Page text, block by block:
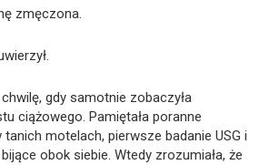
zmęczona.
gdy samotnie zobaczyła
ciążowego. Pamiętała poranne
tanich motelach, pierwsze badanie USG i
obok siebie. Wtedy zrozumiała, że